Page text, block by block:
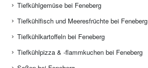
Tiefkühlgemüse bei Feneberg
Tiefkühlfisch und Meeresfrüchte bei Feneberg
Tiefkühlkartoffeln bei Feneberg
Tiefkühlpizza & -flammkuchen bei Feneberg